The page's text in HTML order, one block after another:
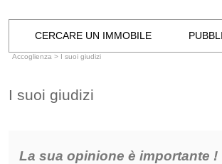
CERCARE UN IMMOBILE
Accoglienza > I suoi giudizi
I suoi giudizi
La sua opinione è importante !